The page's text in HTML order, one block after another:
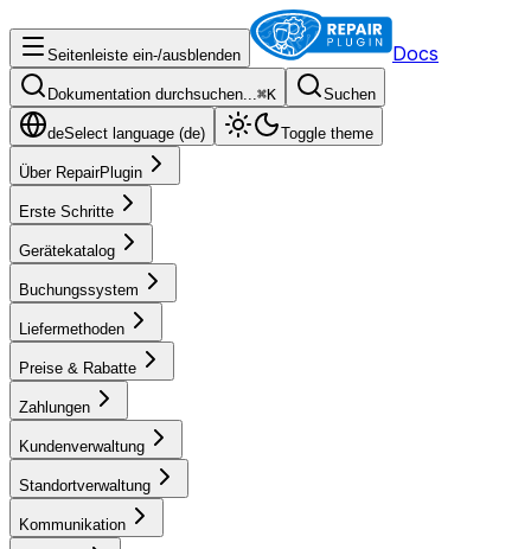
Seitenleiste ein-/ausblenden Docs
Dokumentation durchsuchen...⌘K Suchen
deSelect language (de) Toggle theme
Über RepairPlugin
Erste Schritte
Gerätekatalog
Buchungssystem
Liefermethoden
Preise & Rabatte
Zahlungen
Kundenverwaltung
Standortverwaltung
Kommunikation